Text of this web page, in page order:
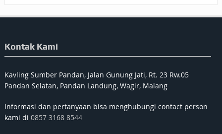
Kontak Kami
Kavling Sumber Pandan, Jalan Gunung Jati, Rt. 23 Rw.05
Pandan Selatan, Pandan Landung, Wagir, Malang
Informasi dan pertanyaan bisa menghubungi contact person
kami di 0857 3168 8544